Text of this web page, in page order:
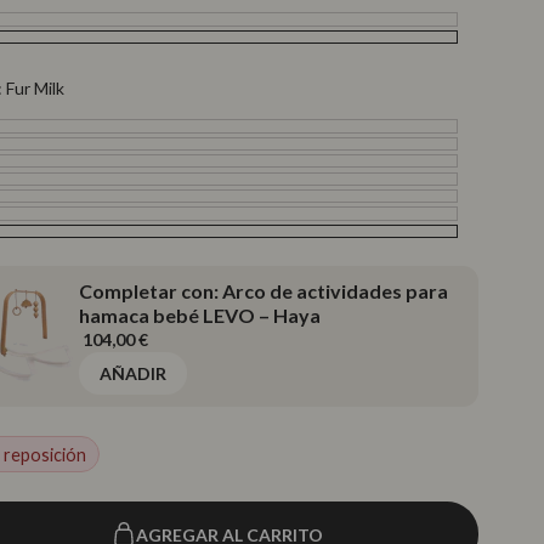
Fur Milk
Completar con: Arco de actividades para
hamaca bebé LEVO – Haya
104,00 €
AÑADIR
reposición
AGREGAR AL CARRITO